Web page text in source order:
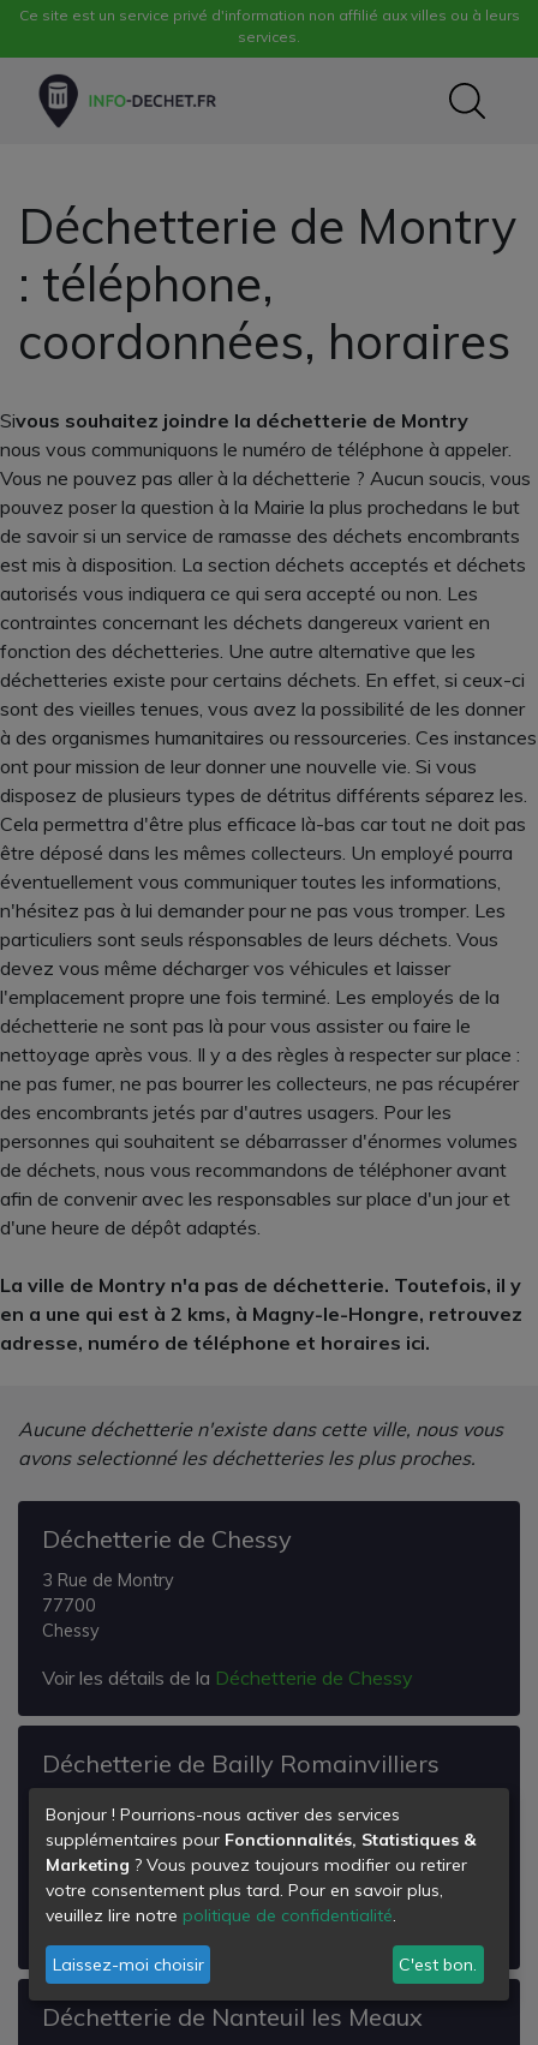
Ce site est un service privé d'information non affilié aux villes ou à leurs
services.
Déchetterie de Montry
: téléphone,
coordonnées, horaires
Sivous souhaitez joindre la déchetterie de Montry
nous vous communiquons le numéro de téléphone à appeler.
Vous ne pouvez pas aller à la déchetterie ? Aucun soucis, vous
pouvez poser la question à la Mairie la plus prochedans le but
de savoir si un service de ramasse des déchets encombrants
est mis à disposition. La section déchets acceptés et déchets
autorisés vous indiquera ce qui sera accepté ou non. Les
contraintes concernant les déchets dangereux varient en
fonction des déchetteries. Une autre alternative que les
déchetteries existe pour certains déchets. En effet, si ceux-ci
sont des vieilles tenues, vous avez la possibilité de les donner
à des organismes humanitaires ou ressourceries. Ces instances
ont pour mission de leur donner une nouvelle vie. Si vous
disposez de plusieurs types de détritus différents séparez les.
Cela permettra d'être plus efficace là-bas car tout ne doit pas
être déposé dans les mêmes collecteurs. Un employé pourra
éventuellement vous communiquer toutes les informations,
n'hésitez pas à lui demander pour ne pas vous tromper. Les
particuliers sont seuls résponsables de leurs déchets. Vous
devez vous même décharger vos véhicules et laisser
l'emplacement propre une fois terminé. Les employés de la
déchetterie ne sont pas là pour vous assister ou faire le
nettoyage après vous. Il y a des règles à respecter sur place :
ne pas fumer, ne pas bourrer les collecteurs, ne pas récupérer
des encombrants jetés par d'autres usagers. Pour les
personnes qui souhaitent se débarrasser d'énormes volumes
de déchets, nous vous recommandons de téléphoner avant
afin de convenir avec les responsables sur place d'un jour et
d'une heure de dépôt adaptés.
La ville de Montry n'a pas de déchetterie. Toutefois, il y
en a une qui est à 2 kms, à Magny-le-Hongre, retrouvez
adresse, numéro de téléphone et horaires ici.
Aucune déchetterie n'existe dans cette ville, nous vous
avons selectionné les déchetteries les plus proches.
Déchetterie de Chessy
3 Rue de Montry
77700
Chessy
Voir les détails de la Déchetterie de Chessy
Déchetterie de Bailly Romainvilliers
Lieu dit La Mare Houleuse
77700
Bailly-Romainvilliers
Voir les détails de laDéchetterie de Bailly
Déchetterie de Nanteuil les Meaux
Bonjour ! Pourrions-nous activer des services
supplémentaires pour Fonctionnalités, Statistiques &
Marketing ? Vous pouvez toujours modifier ou retirer
votre consentement plus tard. Pour en savoir plus,
veuillez lire notre politique de confidentialité.
Laissez-moi choisir C'est bon.